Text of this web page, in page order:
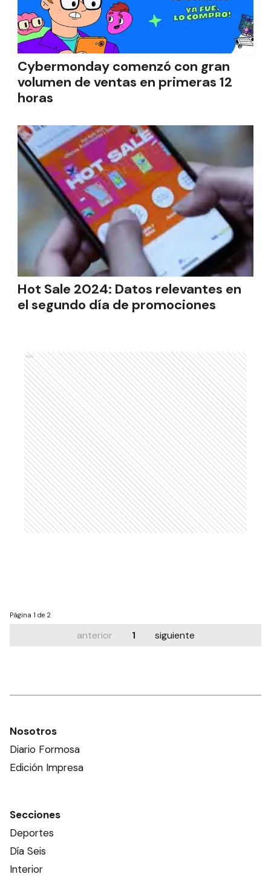
Cybermonday comenzó con gran
volumen de ventas en primeras 12
horas
Hot Sale 2024: Datos relevantes en
el segundo día de promociones
Ads
Página 1 de 2
anterior 1 siguiente
Nosotros
Diario Formosa
Edición Impresa
Secciones
Deportes
Día Seis
Interior